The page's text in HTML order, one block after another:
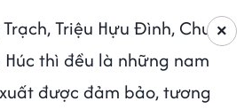
Triệu Hựu Đình, Chu Á
Húc thì đều là những nam
được đảm bảo, tương
×